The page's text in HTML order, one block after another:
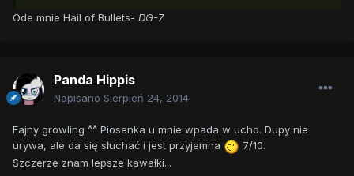
Ode mnie Hail of Bullets- DG-7
Panda Hippis
Napisano Sierpień 24, 2014
Fajny growling ^^ Piosenka u mnie wpada w ucho. Dupy nie
urywa, ale da się słuchać i jest przyjemna
7/10.
Szczerze znam lepsze kawałki...